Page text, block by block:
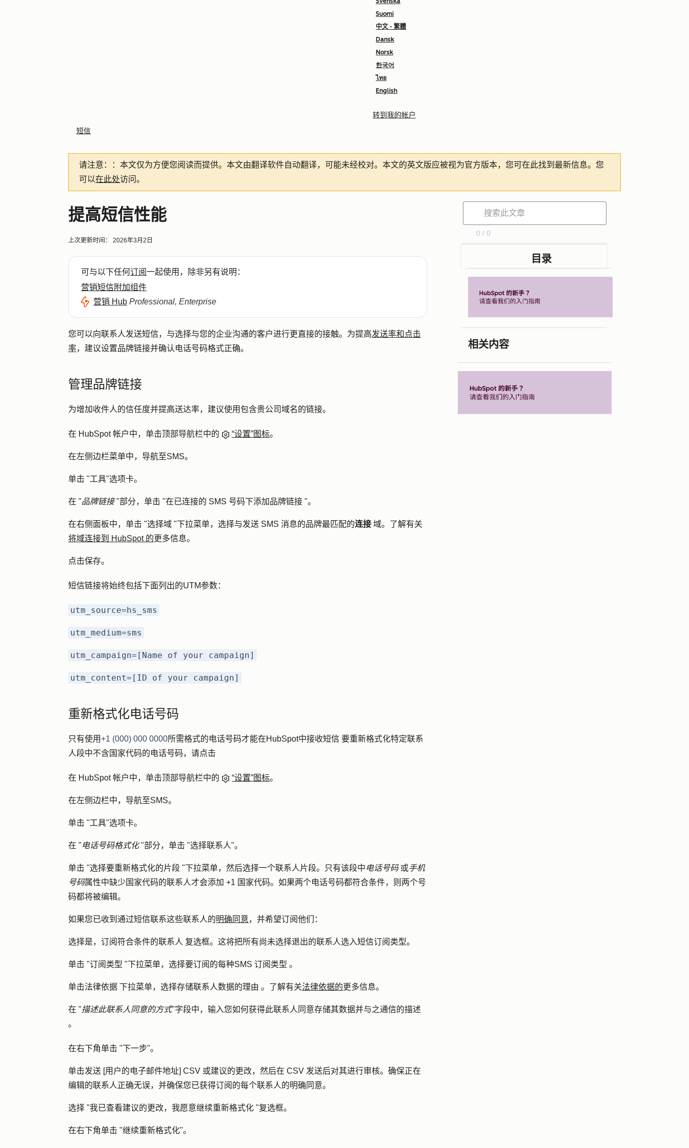
Suomi
中文 - 繁體
Dansk
Norsk
한국어
ไทย
English
转到我的帐户
短信
请注意： ：本文仅为方便您阅读而提供。 本文由翻译软件自动翻译，可能未经校对。本文的英文版应被视为官方版本，您可在此找到最新信息。您
可以在此处访问。
提高短信性能
上次更新时间： 2026年3月2日
可与以下任何订阅一起使用，除非另有说明：
营销短信附加组件
营销 Hub Professional, Enterprise
您可以向联系人发送短信，与选择与您的企业沟通的客户进行更直接的接触。为提高发送率和点击
率，建议设置品牌链接并确认电话号码格式正确。
管理品牌链接
为增加收件人的信任度并提高送达率，建议使用包含贵公司域名的链接。
在 HubSpot 帐户中，单击顶部导航栏中的 “设置”图标。
在左侧边栏菜单中，导航至SMS。
单击 "工具"选项卡。
在 "品牌链接"部分，单击 "在已连接的 SMS 号码下添加品牌链接 "。
在右侧面板中，单击 "选择域 "下拉菜单，选择与发送 SMS 消息的品牌最匹配的连接 域。了解有关
将域连接到 HubSpot 的更多信息。
点击保存。
短信链接将始终包括下面列出的UTM参数：
utm_source=hs_sms
utm_medium=sms
utm_campaign=[Name of your campaign]
utm_content=[ID of your campaign]
重新格式化电话号码
只有使用+1 (000) 000 0000所需格式的电话号码才能在HubSpot中接收短信 要重新格式化特定联系
人段中不含国家代码的电话号码，请点击
在 HubSpot 帐户中，单击顶部导航栏中的 “设置”图标。
在左侧边栏中，导航至SMS。
单击 "工具"选项卡。
在 "电话号码格式化"部分，单击 "选择联系人"。
单击 "选择要重新格式化的片段 "下拉菜单，然后选择一个联系人片段。只有该段中电话号码 或手机
号码属性中缺少国家代码的联系人才会添加 +1 国家代码。如果两个电话号码都符合条件，则两个号
码都将被编辑。
如果您已收到通过短信联系这些联系人的明确同意，并希望订阅他们：
选择是，订阅符合条件的联系人 复选框。这将把所有尚未选择退出的联系人选入短信订阅类型。
单击 "订阅类型 "下拉菜单，选择要订阅的每种SMS 订阅类型 。
单击法律依据 下拉菜单，选择存储联系人数据的理由 。了解有关法律依据的更多信息。
在 "描述此联系人同意的方式"字段中，输入您如何获得此联系人同意存储其数据并与之通信的描述
。
在右下角单击 "下一步"。
单击发送 [用户的电子邮件地址] CSV 或建议的更改，然后在 CSV 发送后对其进行审核。确保正在
编辑的联系人正确无误，并确保您已获得订阅的每个联系人的明确同意。
选择 "我已查看建议的更改，我愿意继续重新格式化 "复选框。
在右下角单击 "继续重新格式化"。
0 / 0
目录
相关内容